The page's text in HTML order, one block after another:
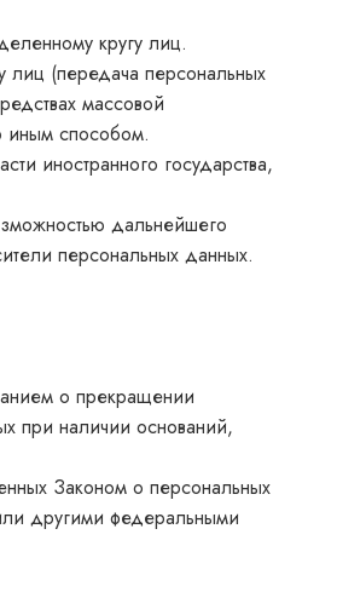
кругу лиц.
лиц (передача персональных
массовой
иным способом.
иностранного государства,
дальнейшего
персональных данных.
о прекращении
при наличии оснований,
Законом о персональных
другими федеральными